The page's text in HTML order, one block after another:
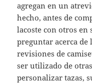
agregan en un
hecho, antes de
lacoste con otros en
preguntar acerca de
revisiones de
ser utilizado de
personalizar tazas,